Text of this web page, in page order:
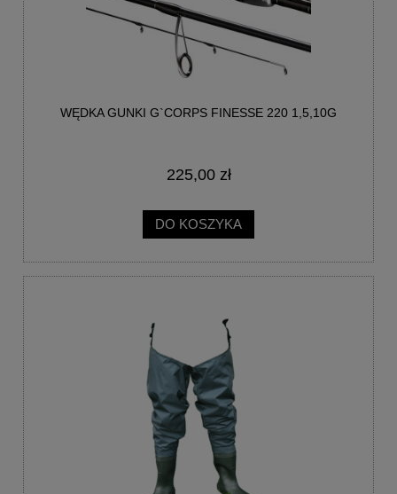
WĘDKA GUNKI G`CORPS FINESSE 220 1,5,10G
225,00 zł
DO KOSZYKA